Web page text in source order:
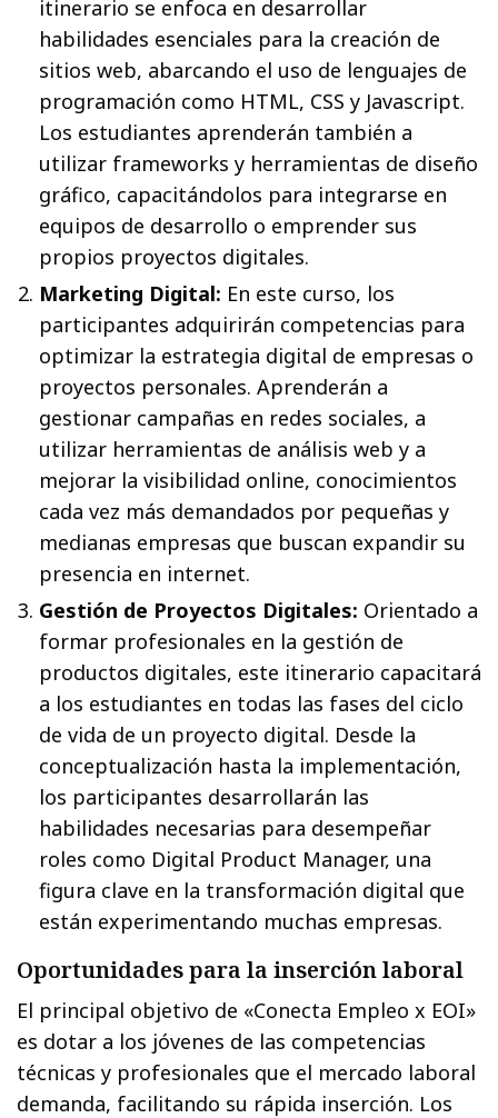
itinerario se enfoca en desarrollar
habilidades esenciales para la creación de
sitios web, abarcando el uso de lenguajes de
programación como HTML, CSS y Javascript.
Los estudiantes aprenderán también a
utilizar frameworks y herramientas de diseño
gráfico, capacitándolos para integrarse en
equipos de desarrollo o emprender sus
propios proyectos digitales.
Marketing Digital: En este curso, los
participantes adquirirán competencias para
optimizar la estrategia digital de empresas o
proyectos personales. Aprenderán a
gestionar campañas en redes sociales, a
utilizar herramientas de análisis web y a
mejorar la visibilidad online, conocimientos
cada vez más demandados por pequeñas y
medianas empresas que buscan expandir su
presencia en internet.
Gestión de Proyectos Digitales: Orientado a
formar profesionales en la gestión de
productos digitales, este itinerario capacitará
a los estudiantes en todas las fases del ciclo
de vida de un proyecto digital. Desde la
conceptualización hasta la implementación,
los participantes desarrollarán las
habilidades necesarias para desempeñar
roles como Digital Product Manager, una
figura clave en la transformación digital que
están experimentando muchas empresas.
Oportunidades para la inserción laboral
El principal objetivo de «Conecta Empleo x EOI»
es dotar a los jóvenes de las competencias
técnicas y profesionales que el mercado laboral
demanda, facilitando su rápida inserción. Los